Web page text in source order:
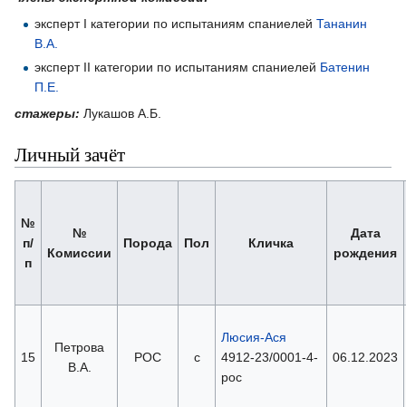
эксперт I категории по испытаниям спаниелейТананин
В.А.
эксперт II категории по испытаниям спаниелей Батенин
П.Е.
стажеры: Лукашов А.Б.
Личный зачёт
№
п/
п
№
Комиссии
Порода Пол Кличка
Дата
рождения
15
Петрова
В.А.
РОС с
Люсия-Ася
4912-23/0001-4-
рос
06.12.2023